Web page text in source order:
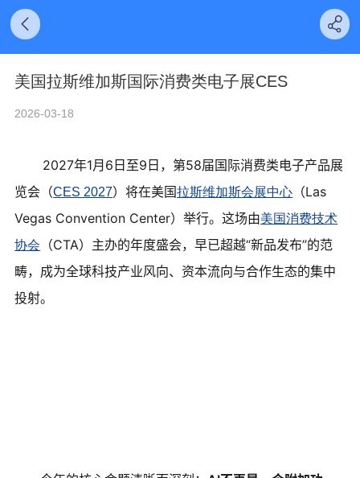
美国拉斯维加斯国际消费类电子展CES
2026-03-18
2027年1月6日至9日，第58届国际消费类电子产品展
览会（CES 2027）将在美国拉斯维加斯会展中心 （Las
Vegas Convention Center）举行。这场由美国消费技术
协会
（CTA）主办的年度盛会，早已超越“新品发布”的范
畴，成为全球科技产业风向、资本流向与合作生态的集中
投射。